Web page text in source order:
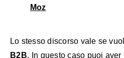
Moz
Lo stesso discorso vale se
B2B. In questo caso puoi